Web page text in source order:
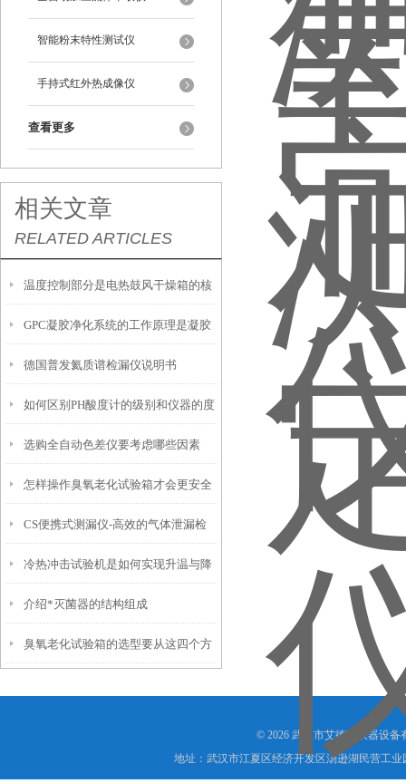
智能粉末特性测试仪
手持式红外热成像仪
查看更多
相关文章
RELATED ARTICLES
温度控制部分是电热鼓风干燥箱的核
心部分
GPC凝胶净化系统的工作原理是凝胶
渗透色谱原理
德国普发氦质谱检漏仪说明书
如何区别PH酸度计的级别和仪器的度
选购全自动色差仪要考虑哪些因素
怎样操作臭氧老化试验箱才会更安全
CS便携式测漏仪-高效的气体泄漏检
测利器
冷热冲击试验机是如何实现升温与降
温的过程？
介绍*灭菌器的结构组成
臭氧老化试验箱的选型要从这四个方
© 2026 武汉市艾德宝仪器设备
地址：武汉市江夏区经济开发区汤逊湖民营工业